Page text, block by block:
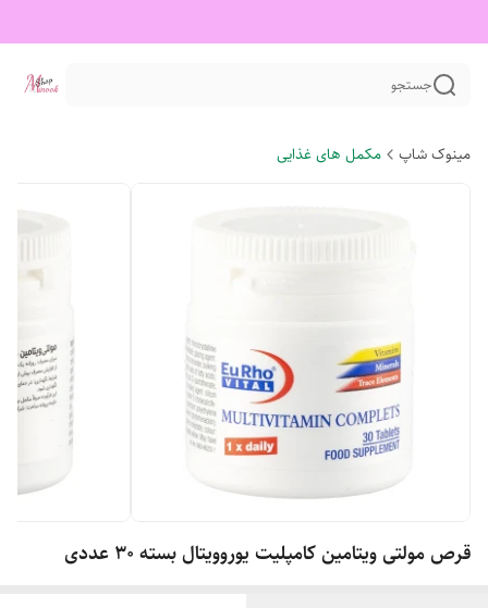
جستجو
مینوک شاپ مکمل های غذایی
قرص مولتی ویتامین کامپلیت یوروویتال بسته 30 عددی